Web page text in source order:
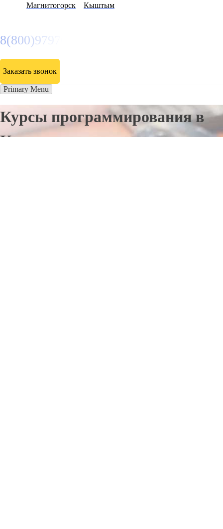
Магнитогорск
Кыштым
8(800)9797043
Заказать звонок
Primary Menu
Курсы программирования в
Кусе